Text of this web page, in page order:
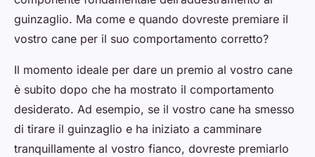
guinzaglio. Ma come e quando dovreste premiare il
vostro cane per il suo comportamento corretto?
Il momento ideale per dare un premio al vostro cane
è subito dopo che ha mostrato il comportamento
desiderato. Ad esempio, se il vostro cane ha smesso
di tirare il guinzaglio e ha iniziato a camminare
tranquillamente al vostro fianco, dovreste premiarlo